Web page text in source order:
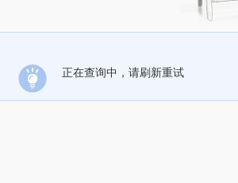
正在查询中，请刷新重试